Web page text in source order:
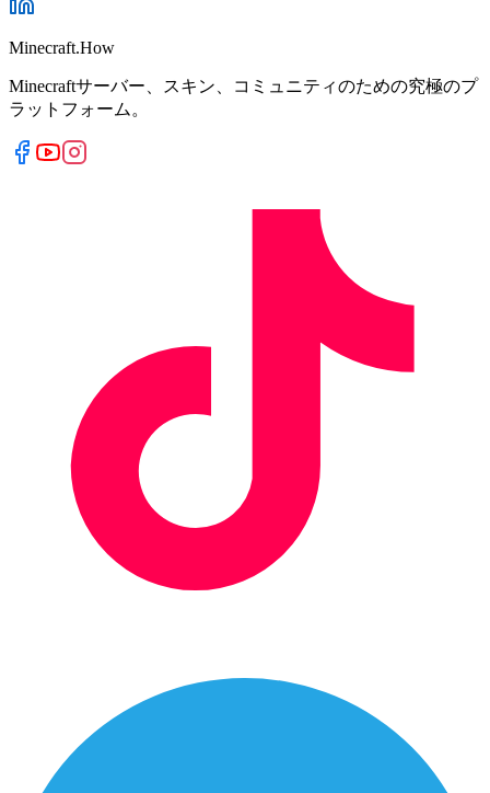
Minecraft.How
Minecraftサーバー、スキン、コミュニティのための究極のプ
ラットフォーム。